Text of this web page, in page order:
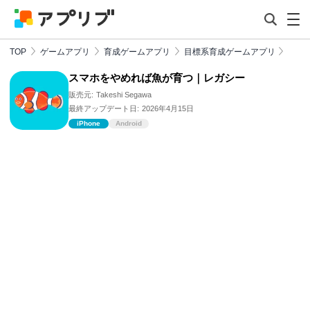
TOP ゲームアプリ 育成ゲームアプリ 目標系育成ゲームアプリ
スマホをやめれば魚が育つ｜レガシー
販売元: Takeshi Segawa
最終アップデート日: 2026年4月15日
iPhone Android